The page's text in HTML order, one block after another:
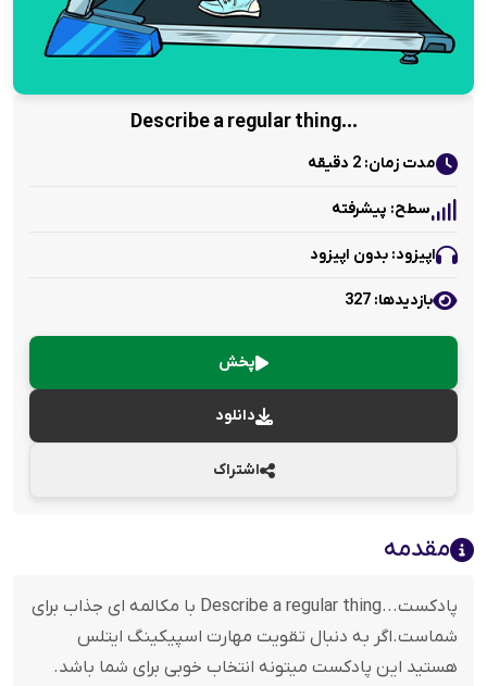
…Describe a regular thing
مدت زمان: 2 دقیقه
سطح: پیشرفته
اپیزود: بدون اپیزود
بازدید‌ها: 327
پخش
دانلود
اشتراک
مقدمه
پادکست...Describe a regular thing با مکالمه ای جذاب برای
شماست.اگر به دنبال تقویت مهارت اسپیکینگ ایتلس
هستید این پادکست میتونه انتخاب خوبی برای شما باشد.